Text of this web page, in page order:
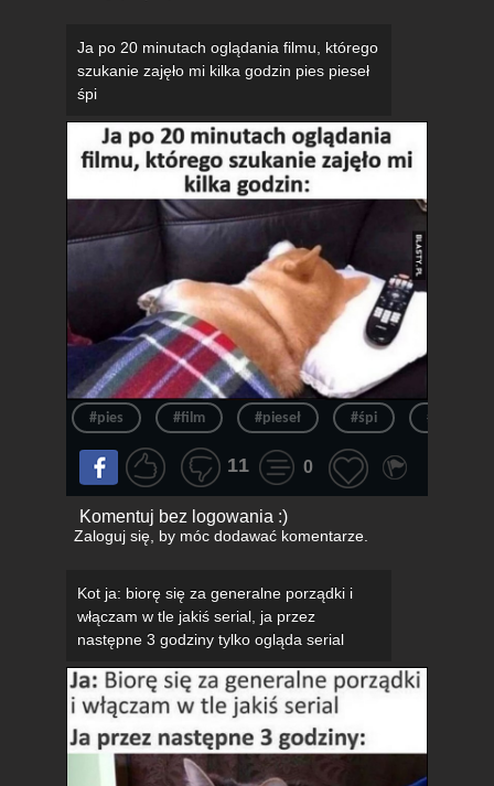
Ja po 20 minutach oglądania filmu, którego
szukanie zajęło mi kilka godzin pies pieseł
śpi
#pies #film #pieseł #śpi #spanie
11 0
Komentuj bez logowania :)
Zaloguj się, by móc dodawać komentarze.
Kot ja: biorę się za generalne porządki i
włączam w tle jakiś serial, ja przez
następne 3 godziny tylko ogląda serial